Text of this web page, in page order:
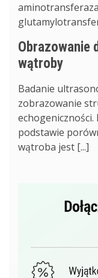
Obrazowanie
wątroby
Badanie
zobrazowanie
podstawie
wątroba jest [...]